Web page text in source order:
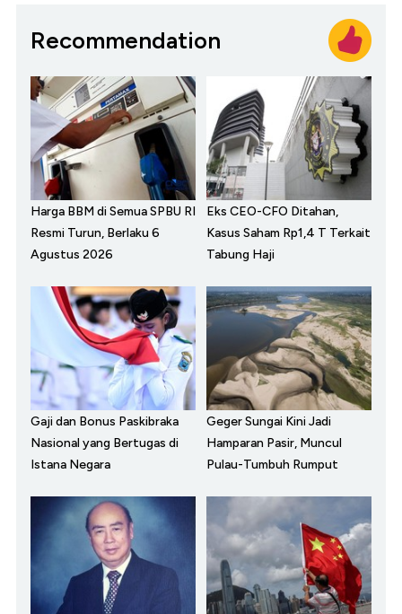
Recommendation
Harga BBM di Semua SPBU RI
Resmi Turun, Berlaku 6
Agustus 2026
Eks CEO-CFO Ditahan,
Kasus Saham Rp1,4 T Terkait
Tabung Haji
Gaji dan Bonus Paskibraka
Nasional yang Bertugas di
Istana Negara
Geger Sungai Kini Jadi
Hamparan Pasir, Muncul
Pulau-Tumbuh Rumput